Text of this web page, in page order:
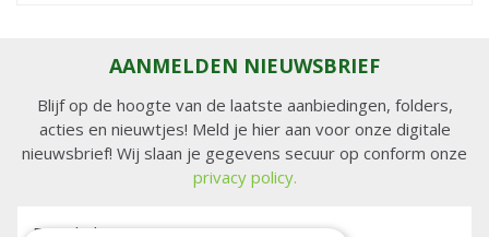
AANMELDEN NIEUWSBRIEF
Blijf op de hoogte van de laatste aanbiedingen, folders,
acties en nieuwtjes! Meld je hier aan voor onze digitale
nieuwsbrief! Wij slaan je gegevens secuur op conform onze
privacy policy.